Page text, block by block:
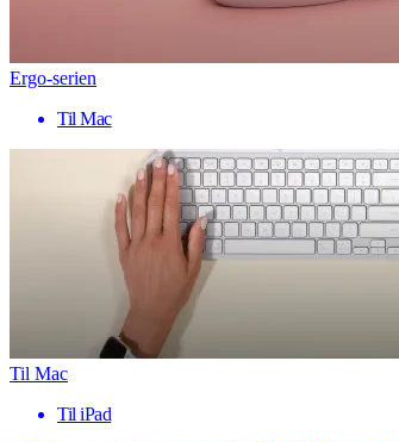
Ergo-serien
Til Mac
Til Mac
Til iPad